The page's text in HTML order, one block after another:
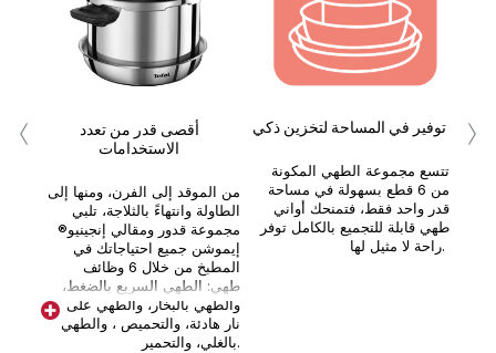
أقصى قدر من تعدد
الاستخدامات
من الموقد إلى الفرن، ومنها إلى
الطاولة وانتهاءً بالثلاجة، تلبي
مجموعة قدور ومقالي إنجينيو®
إيموشن جميع احتياجاتك في
المطبخ من خلال 6 وظائف
طهي: الطهي السريع بالضغط،
والطهي بالبخار، والطهي على
نار هادئة، والتحميص ، والطهي
بالغلي، والتحمير.
توفير في المساحة لتخزين ذكي
تتسع مجموعة الطهي المكونة
من 6 قطع بسهولة في مساحة
قدر واحد فقط، فتمنحك أواني
طهي قابلة للتجميع بالكامل توفر
راحة لا مثيل لها.
‹ ›